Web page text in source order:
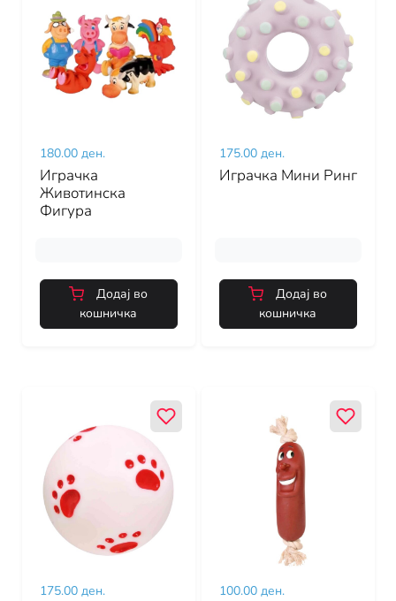
180.00 ден.
Играчка
Животинска
Фигура
Додај во
кошничка
175.00 ден.
Играчка Мини Ринг
Додај во
кошничка
175.00 ден. 100.00 ден.